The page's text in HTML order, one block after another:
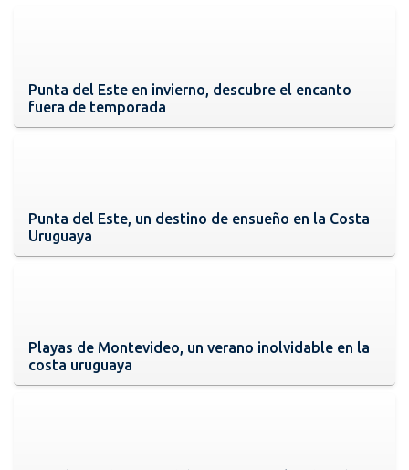
Punta del Este en invierno, descubre el encanto
fuera de temporada
Punta del Este, un destino de ensueño en la Costa
Uruguaya
Playas de Montevideo, un verano inolvidable en la
costa uruguaya